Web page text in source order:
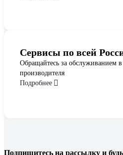
Сервисы по всей
Обращайтесь за обслуживанием
производителя
Подробнее
Подпишитесь на рассылку и